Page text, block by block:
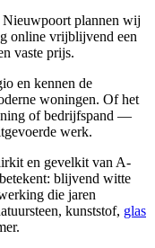
Nieuwpoort plannen wij
online vrijblijvend een
vaste prijs.
en kennen de
woningen. Of het
of bedrijfspand —
werk.
en gevelkit van A-
blijvend witte
die jaren
kunststof, glas